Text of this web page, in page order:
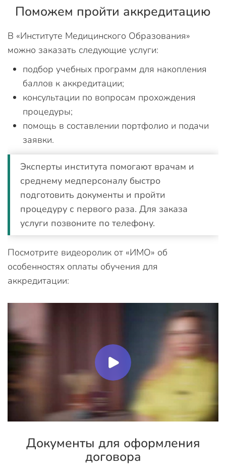
Поможем пройти аккредитацию
В «Институте Медицинского Образования»
можно заказать следующие услуги:
подбор учебных программ для накопления
баллов к аккредитации;
консультации по вопросам прохождения
процедуры;
помощь в составлении портфолио и подачи
заявки.
Эксперты института помогают врачам и
среднему медперсоналу быстро
подготовить документы и пройти
процедуру с первого раза. Для заказа
услуги позвоните по телефону.
Посмотрите видеоролик от «ИМО» об
особенностях оплаты обучения для
аккредитации:
Документы для оформления
договора